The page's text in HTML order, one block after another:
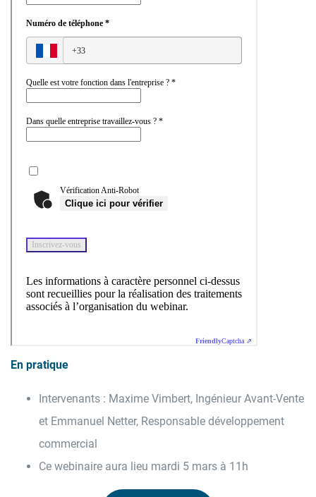
En pratique
Intervenants : Maxime Vimbert, Ingénieur Avant-Vente
et Emmanuel Netter, Responsable développement
commercial
Ce webinaire aura lieu mardi 5 mars à 11h